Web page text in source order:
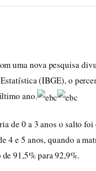
uma nova pesquisa
(IBGE), o
ano.
de 0 a 3 anos o salto
4 e 5 anos, quando a
91,5% para 92,9%.